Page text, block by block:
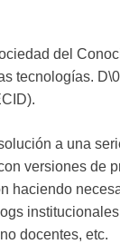
del
tecnologías.
a una
versiones de
haciendo
docentes, etc.